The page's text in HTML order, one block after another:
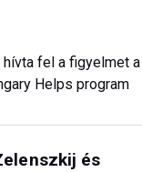
hívta fel a figyelmet a
Helps program
és